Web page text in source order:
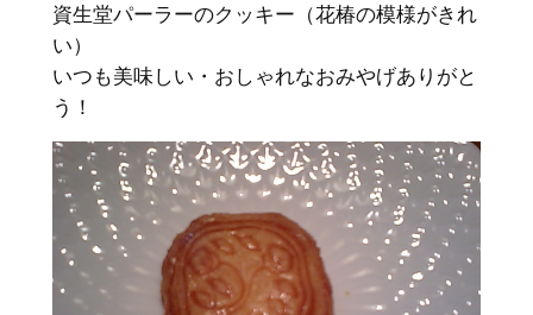
資生堂パーラーのクッキー（花椿の模様がきれ
い）
いつも美味しい・おしゃれなおみやげありがと
う！